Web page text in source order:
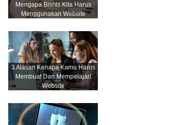
Mengapa Bisnis Kita Harus
Menggunakan Website
3 Alasan Kenapa Kamu Harus
Membuat Dan Mempelajari
Website